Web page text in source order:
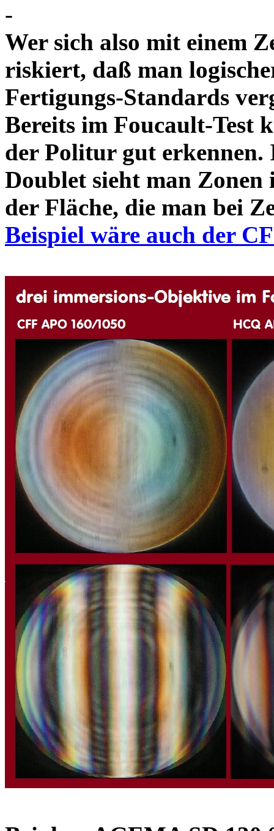
-
Wer sich also mit einem
riskiert, daß man
Fertigungs-Standards
Bereits im Foucault-Test
der Politur gut
Doublet sieht man Zonen
der Fläche, die man bei
Beispiel wäre auch der